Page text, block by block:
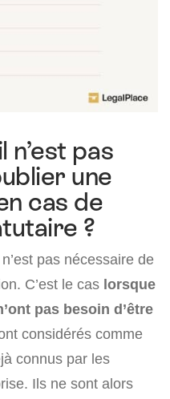
n’est pas
une
cas de
?
pas nécessaire de
C’est le cas lorsque
pas besoin d’être
considérés comme
connus par les
Ils ne sont alors